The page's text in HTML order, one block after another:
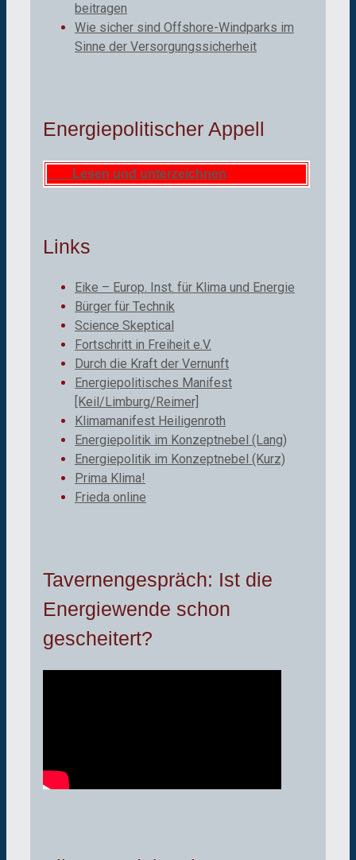
beitragen
Wie sicher sind Offshore-Windparks im
Sinne der Versorgungssicherheit
Energiepolitischer Appell
Lesen und unterzeichnen
Links
Eike – Europ. Inst. für Klima und Energie
Bürger für Technik
Science Skeptical
Fortschritt in Freiheit e.V.
Durch die Kraft der Vernunft
Energiepolitisches Manifest
[Keil/Limburg/Reimer]
Klimamanifest Heiligenroth
Energiepolitik im Konzeptnebel (Lang)
Energiepolitik im Konzeptnebel (Kurz)
Prima Klima!
Frieda online
Tavernengespräch: Ist die
Energiewende schon
gescheitert?